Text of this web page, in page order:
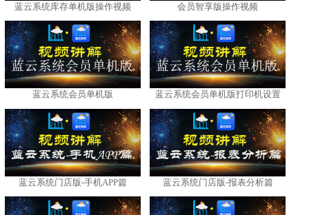
蓝云系统库存单机版操作视频 会员智享版操作视频
蓝云系统会员单机版 蓝云系统会员单机版打印机设置
蓝云系统门店版-手机APP篇 蓝云系统门店版-报表分析篇